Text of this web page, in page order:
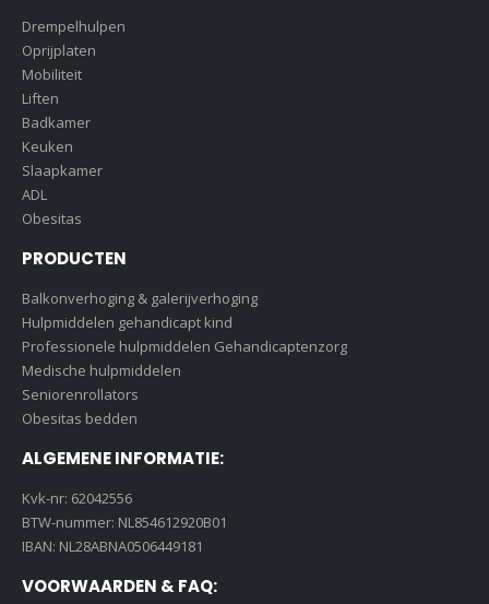
Drempelhulpen
Oprijplaten
Mobiliteit
Liften
Badkamer
Keuken
Slaapkamer
ADL
Obesitas
PRODUCTEN
Balkonverhoging & galerijverhoging
Hulpmiddelen gehandicapt kind
Professionele hulpmiddelen Gehandicaptenzorg
Medische hulpmiddelen
Seniorenrollators
Obesitas bedden
ALGEMENE INFORMATIE:
Kvk-nr: 62042556
BTW-nummer: NL854612920B01
IBAN: NL28ABNA0506449181
VOORWAARDEN & FAQ: